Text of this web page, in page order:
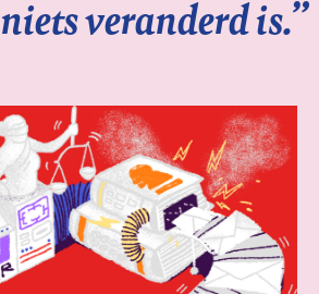
niets veranderd is.”